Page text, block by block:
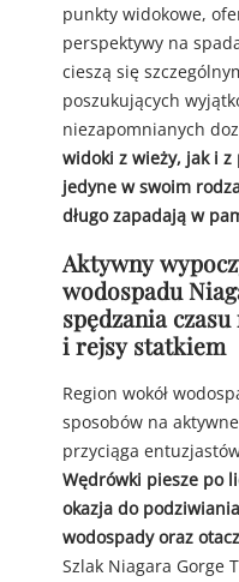
punkty widokowe,
perspektywy na
cieszą się
poszukujących
niezapomnianych
widoki z wieży, jak i
jedyne w swoim
długo zapadają w
Aktywny
wodospadu
spędzania
i rejsy statkiem
Region wokół
sposobów na
przyciąga
Wędrówki piesze po
okazja do
wodospady oraz
Szlak Niagara Gorge